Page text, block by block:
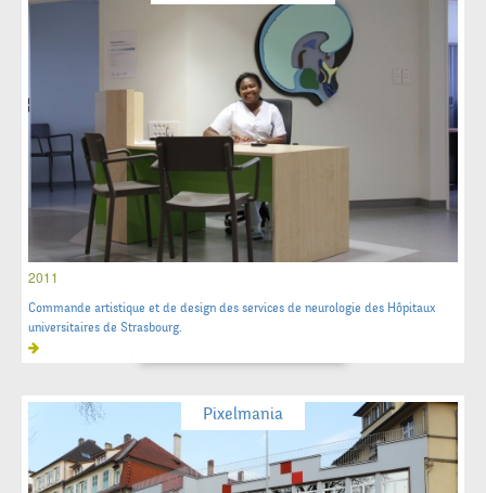
2011
Commande artistique et de design des services de neurologie des Hôpitaux
universitaires de Strasbourg.
Pixelmania